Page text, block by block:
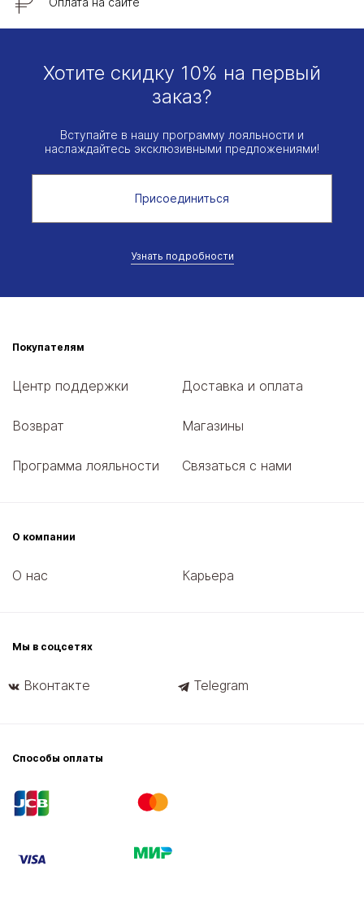
Хотите скидку 10% на первый
заказ?
Вступайте в нашу программу лояльности и
наслаждайтесь эксклюзивными предложениями!
Присоединиться
Узнать подробности
Покупателям
Центр поддержки Доставка и оплата
Возврат Магазины
Программа лояльности Связаться с нами
О компании
О нас Карьера
Мы в соцсетях
Вконтакте Telegram
Способы оплаты